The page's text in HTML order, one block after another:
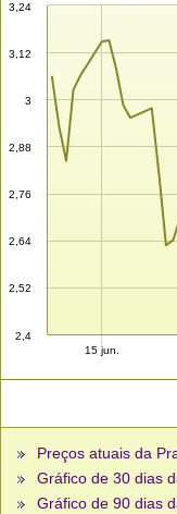
2,4
2,52
2,64
2,76
2,88
3
3,12
3,24
15 jun.
Preços atuais da
Gráfico de 30 dias
Gráfico de 90 dias